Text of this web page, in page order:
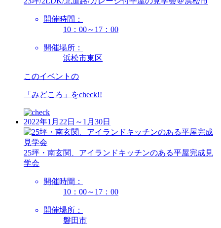
開催時間：
10：00～17：00
開催場所：
浜松市東区
このイベントの
「みどころ」をcheck!!
2022年1月22日～1月30日
25坪・南玄関、アイランドキッチンのある平屋完成見
学会
開催時間：
10：00～17：00
開催場所：
磐田市